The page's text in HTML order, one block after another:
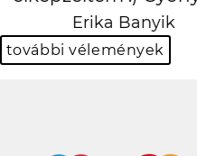
további vélemények